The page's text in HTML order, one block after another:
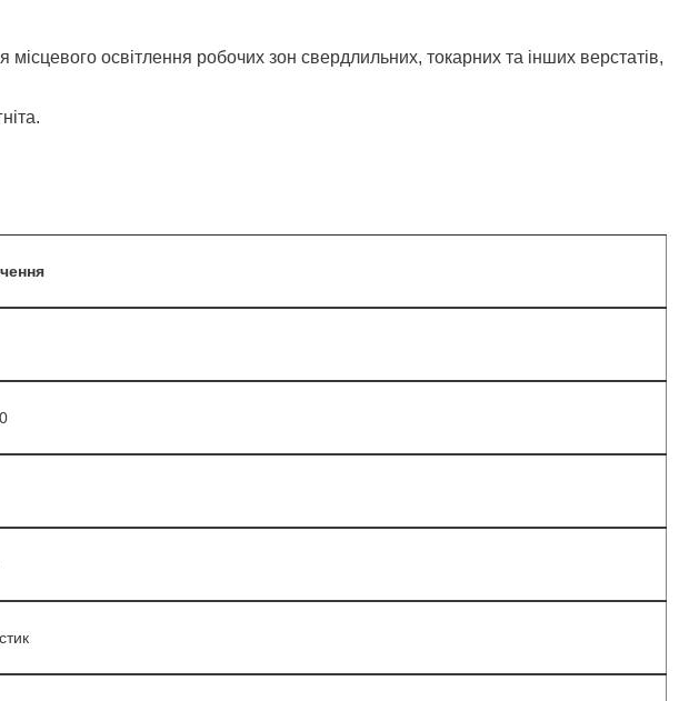
освітлення робочих зон свердлильних, токарних та інших верстатів,